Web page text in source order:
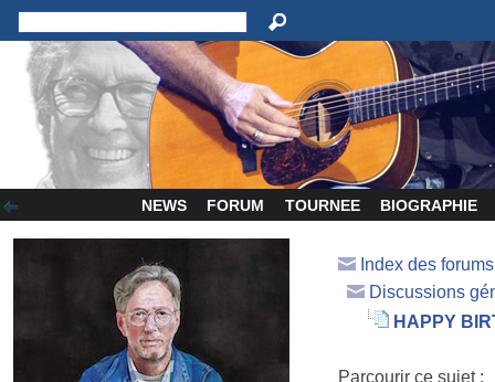
NEWS FORUM TOURNEE BIOGRAPHIE
Index des
Discussions
HAPPY
Parcourir ce sujet